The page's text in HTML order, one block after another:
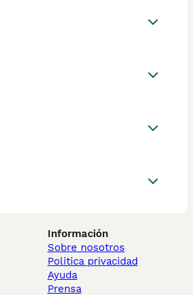
Información
Sobre nosotros
Politica privacidad
Ayuda
Prensa